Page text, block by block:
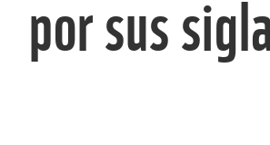
por sus